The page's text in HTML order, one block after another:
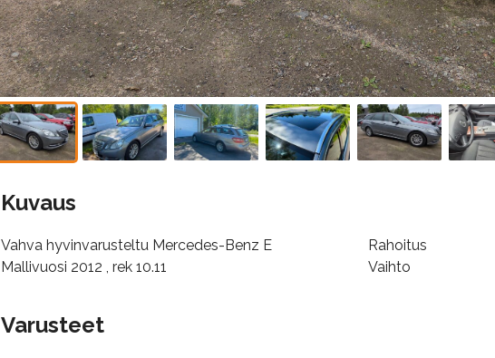
Kuvaus
Vahva hyvinvarusteltu Mercedes-Benz E
Mallivuosi 2012 , rek 10.11
Rahoitus
Vaihto
Varusteet